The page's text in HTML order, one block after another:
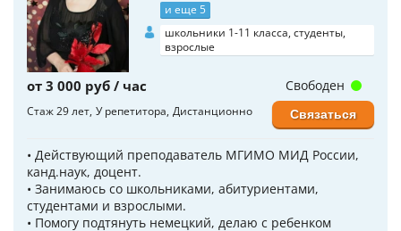
и еще 5
школьники 1-11 класса, студенты,
взрослые
от 3 000 руб / час
Стаж 29 лет У репетитора Дистанционно
• Действующий преподаватель МГИМО МИД России,
канд.наук, доцент.
• Занимаюсь со школьниками, абитуриентами,
студентами и взрослыми.
• Помогу подтянуть немецкий, делаю с ребенком
Свободен
Связаться